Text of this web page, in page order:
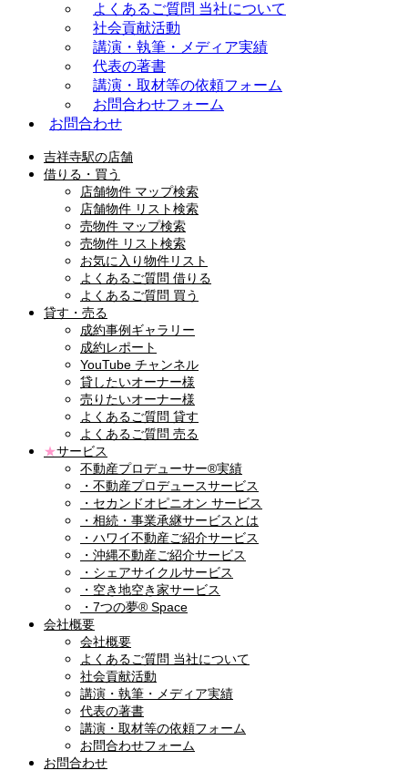
よくあるご質問 当社について
社会貢献活動
講演・執筆・メディア実績
代表の著書
講演・取材等の依頼フォーム
お問合わせフォーム
お問合わせ
吉祥寺駅の店舗
借りる・買う
店舗物件 マップ検索
店舗物件 リスト検索
売物件 マップ検索
売物件 リスト検索
お気に入り物件リスト
よくあるご質問 借りる
よくあるご質問 買う
貸す・売る
成約事例ギャラリー
成約レポート
YouTube チャンネル
貸したいオーナー様
売りたいオーナー様
よくあるご質問 貸す
よくあるご質問 売る
★サービス
不動産プロデューサー®実績
・不動産プロデュースサービス
・セカンドオピニオン サービス
・相続・事業承継サービスとは
・ハワイ不動産ご紹介サービス
・沖縄不動産ご紹介サービス
・シェアサイクルサービス
・空き地空き家サービス
・7つの夢® Space
会社概要
会社概要
よくあるご質問 当社について
社会貢献活動
講演・執筆・メディア実績
代表の著書
講演・取材等の依頼フォーム
お問合わせフォーム
お問合わせ